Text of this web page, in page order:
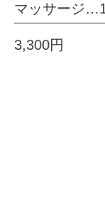
マッサージ
3,300円